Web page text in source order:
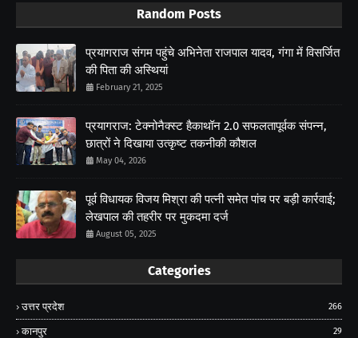
Random Posts
प्रयागराज संगम पहुंचे अभिनेता राजपाल यादव, गंगा में विसर्जित
की पिता की अस्थियां
February 21, 2025
प्रयागराज: टेक्नोनैक्स्ट हैकाथॉन 2.0 सफलतापूर्वक संपन्न,
छात्रों ने दिखाया उत्कृष्ट तकनीकी कौशल
May 04, 2026
पूर्व विधायक विजय मिश्रा की पत्नी समेत पांच पर बड़ी कार्रवाई;
लेखपाल की तहरीर पर मुकदमा दर्ज
August 05, 2025
Categories
उत्तर प्रदेश 266
कानपुर 29